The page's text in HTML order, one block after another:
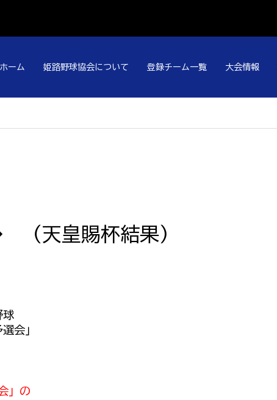
ホーム 姫路野球協会について 登録チーム一覧 大会情報
天皇賜杯結果）
球
会」
」の